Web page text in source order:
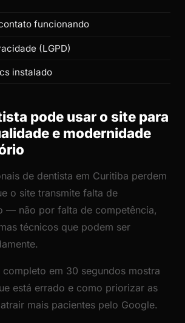
funcionando
(LGPD)
instalado
pode usar o site para
e modernidade
de dentista em Curitiba perdem
o site transmite falta de
— não por falta de competência,
técnicos que podem ser
em 30 segundos mostra
está errado e como priorizar as
mais pacientes pelo Google.